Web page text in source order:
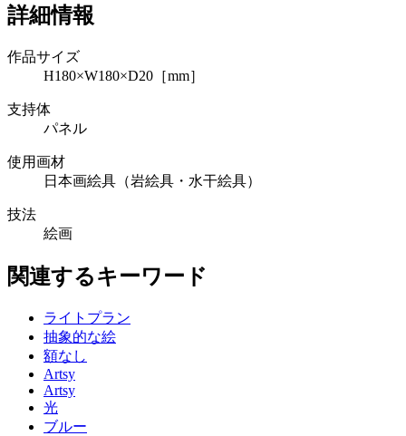
詳細情報
作品サイズ
H180×W180×D20［mm］
支持体
パネル
使用画材
日本画絵具（岩絵具・水干絵具）
技法
絵画
関連するキーワード
ライトプラン
抽象的な絵
額なし
Artsy
Artsy
光
ブルー